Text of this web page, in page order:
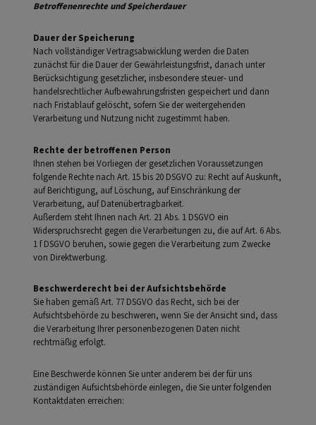
Betroffenenrechte und Speicherdauer
Dauer der Speicherung
Nach vollständiger Vertragsabwicklung werden die Daten
zunächst für die Dauer der Gewährleistungsfrist, danach unter
Berücksichtigung gesetzlicher, insbesondere steuer- und
handelsrechtlicher Aufbewahrungsfristen gespeichert und dann
nach Fristablauf gelöscht, sofern Sie der weitergehenden
Verarbeitung und Nutzung nicht zugestimmt haben.
Rechte der betroffenen Person
Ihnen stehen bei Vorliegen der gesetzlichen Voraussetzungen
folgende Rechte nach Art. 15 bis 20 DSGVO zu: Recht auf Auskunft,
auf Berichtigung, auf Löschung, auf Einschränkung der
Verarbeitung, auf Datenübertragbarkeit.
Außerdem steht Ihnen nach Art. 21 Abs. 1 DSGVO ein
Widerspruchsrecht gegen die Verarbeitungen zu, die auf Art. 6 Abs.
1 f DSGVO beruhen, sowie gegen die Verarbeitung zum Zwecke
von Direktwerbung.
Beschwerderecht bei der Aufsichtsbehörde
Sie haben gemäß Art. 77 DSGVO das Recht, sich bei der
Aufsichtsbehörde zu beschweren, wenn Sie der Ansicht sind, dass
die Verarbeitung Ihrer personenbezogenen Daten nicht
rechtmäßig erfolgt.
Eine Beschwerde können Sie unter anderem bei der für uns
zuständigen Aufsichtsbehörde einlegen, die Sie unter folgenden
Kontaktdaten erreichen: